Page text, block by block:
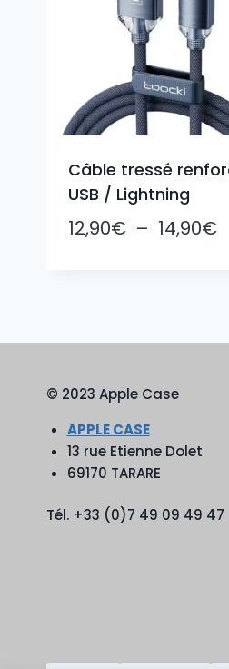
Câble tressé
USB / Lightning
12,90€ – 14,90€
à
© 2023 Apple Case
APPLE CASE
13 rue Etienne Dolet
69170 TARARE
Tél. +33 (0)7 49 09 49 47